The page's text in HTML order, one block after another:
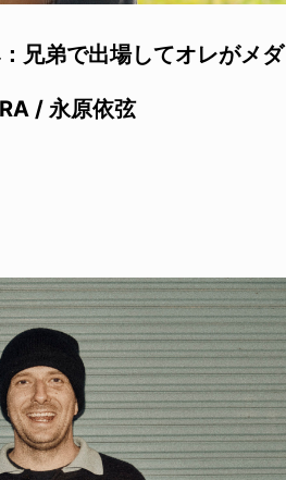
兄弟で出場してオレがメダ
/ 永原依弦